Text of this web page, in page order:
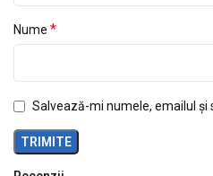
Nume *
Salvează-mi numele, emailul